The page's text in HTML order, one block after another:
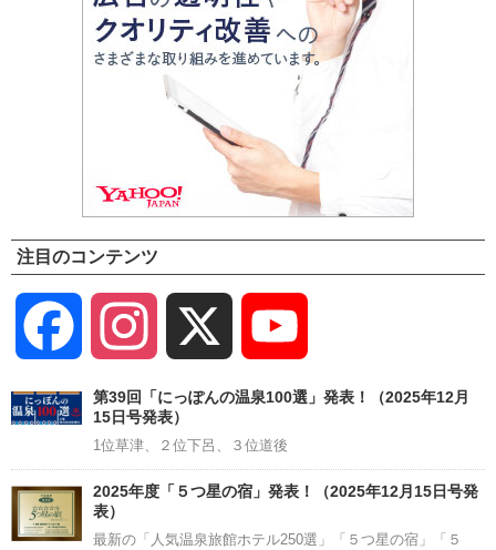
注目のコンテンツ
Facebook Instagram
Channel
第39回「にっぽんの温泉100選」発表！（2025年12月
15日号発表）
1位草津、２位下呂、３位道後
2025年度「５つ星の宿」発表！（2025年12月15日号発
表）
最新の「人気温泉旅館ホテル250選」「５つ星の宿」「５